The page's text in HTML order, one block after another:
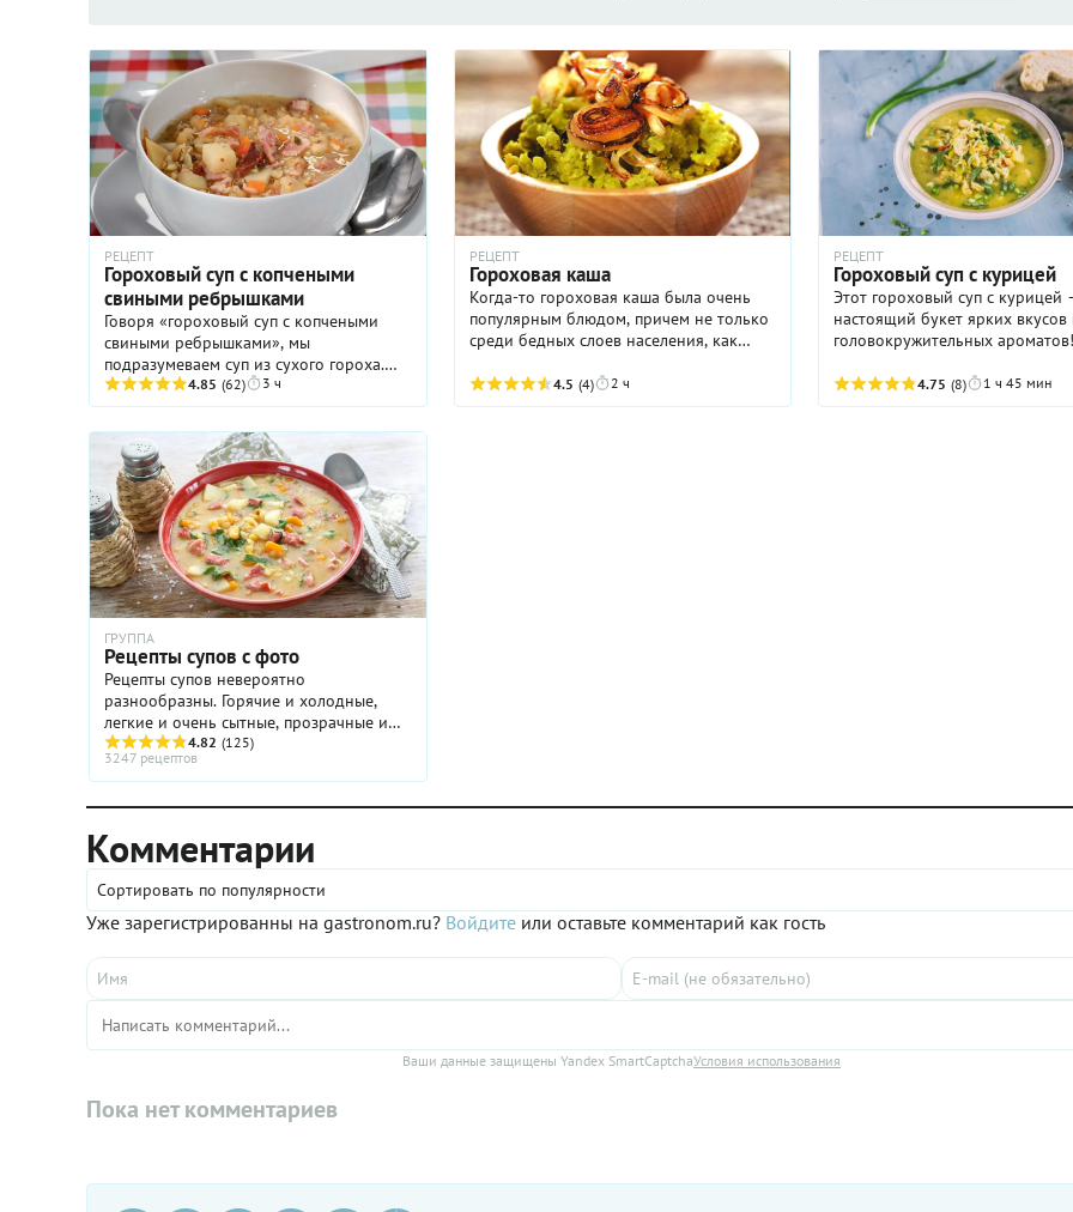
РЕЦЕПТ
Гороховый суп с копчеными
свиными ребрышками
Говоря «гороховый суп с копчеными
свиными ребрышками», мы
подразумеваем суп из сухого гороха.
Первые блюда из свежего — легкие и
низкокалорийные — хороши летом, но
для холодного сезона решительно не ...
4.85 (62) 3 ч
РЕЦЕПТ
Гороховая каша
Когда-то гороховая каша была очень
популярным блюдом, причем не только
среди бедных слоев населения, как
русские цари и требовали подавать на
стол едва ли не ...
4.5 (4) 2 ч
РЕЦЕПТ
Гороховый суп с курицей
Этот гороховый суп с курицей
настоящий букет ярких вкусов
головокружительных ароматов!
ингредиенты (сухой желтый
куриное филе и овощи)
4.75 (8) 1 ч 45 мин
ГРУППА
Рецепты супов с фото
Рецепты супов невероятно
разнообразны. Горячие и холодные,
легкие и очень сытные, прозрачные и
густые, жидкие и супы-кремы — супы
бывают такими разными!
4.82 (125)
3247 рецептов
Комментарии
Сортировать по популярности
Уже зарегистрированны на gastronom.ru? Войдите или оставьте комментарий как гость
Ваши данные защищены Yandex SmartCaptchaУсловия использования
Пока нет комментариев